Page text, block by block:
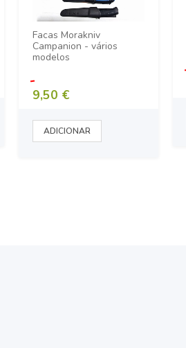
Facas Morakniv
Campanion - vários
modelos
9,50 €